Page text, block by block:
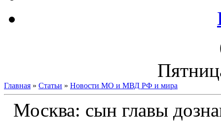
Главная » Статьи » Новости МО и МВД РФ и мира
Москва: сын главы